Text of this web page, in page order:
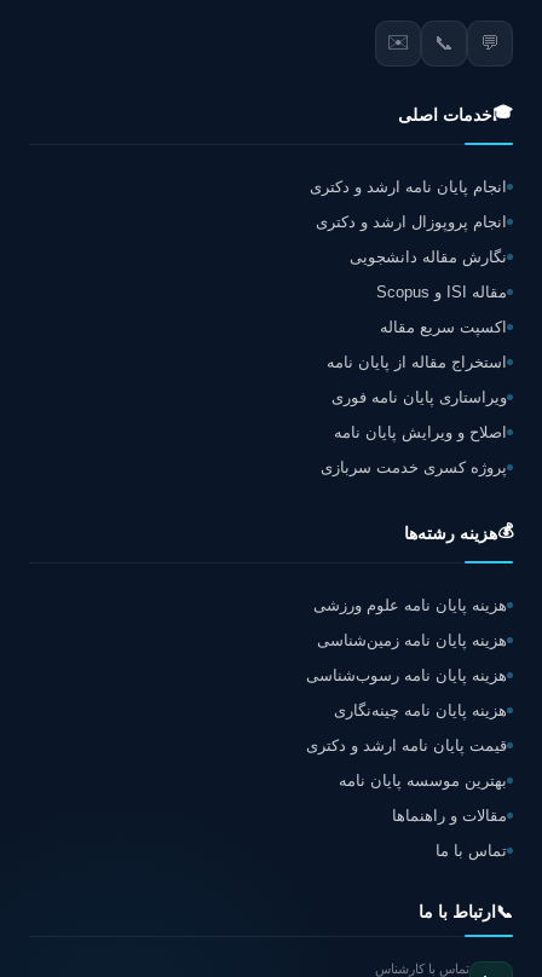
💬
📞
✉️
🎓خدمات اصلی
انجام پایان نامه ارشد و دکتری
انجام پروپوزال ارشد و دکتری
نگارش مقاله دانشجویی
مقاله ISI و Scopus
اکسپت سریع مقاله
استخراج مقاله از پایان نامه
ویراستاری پایان نامه فوری
اصلاح و ویرایش پایان نامه
پروژه کسری خدمت سربازی
💰هزینه رشته‌ها
هزینه پایان نامه علوم ورزشی
هزینه پایان نامه زمین‌شناسی
هزینه پایان نامه رسوب‌شناسی
هزینه پایان نامه چینه‌نگاری
قیمت پایان نامه ارشد و دکتری
بهترین موسسه پایان نامه
مقالات و راهنماها
تماس با ما
📞 ارتباط با ما
تماس با کارشناس